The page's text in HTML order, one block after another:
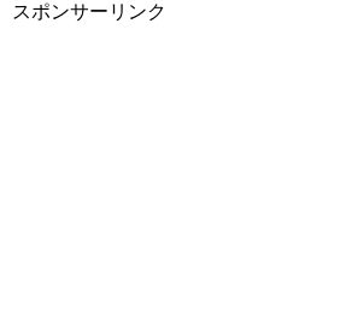
スポンサーリンク